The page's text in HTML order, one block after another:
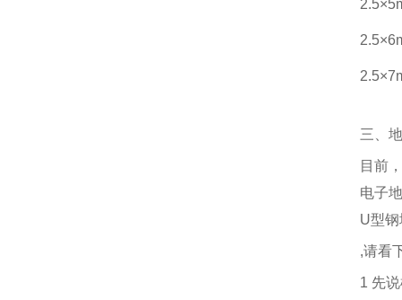
三、
目前
电子
U型
,请看
1 先